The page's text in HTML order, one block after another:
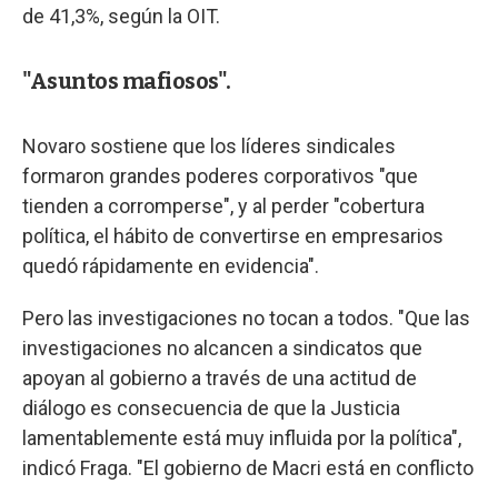
de 41,3%, según la OIT.
"Asuntos mafiosos".
Novaro sostiene que los líderes sindicales
formaron grandes poderes corporativos "que
tienden a corromperse", y al perder "cobertura
política, el hábito de convertirse en empresarios
quedó rápidamente en evidencia".
Pero las investigaciones no tocan a todos. "Que las
investigaciones no alcancen a sindicatos que
apoyan al gobierno a través de una actitud de
diálogo es consecuencia de que la Justicia
lamentablemente está muy influida por la política",
indicó Fraga. "El gobierno de Macri está en conflicto